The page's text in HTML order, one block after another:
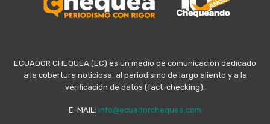
ECUADOR CHEQUEA (EC) es un medio de comunicación dedicado
a la cobertura noticiosa, al periodismo de largo aliento y a la
verificación de datos (fact-checking).
E-MAIL: info@ecuadorchequea.com